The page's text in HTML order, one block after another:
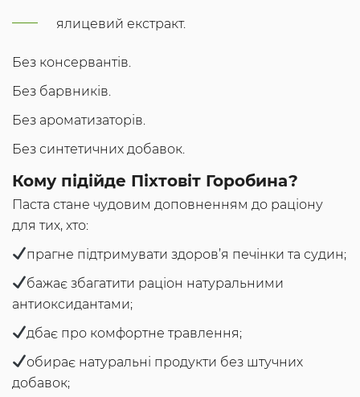
ялицевий екстракт.
Без консервантів.
Без барвників.
Без ароматизаторів.
Без синтетичних добавок.
Кому підійде Піхтовіт Горобина?
Паста стане чудовим доповненням до раціону
для тих, хто:
прагне підтримувати здоров’я печінки та судин;
бажає збагатити раціон натуральними
антиоксидантами;
дбає про комфортне травлення;
обирає натуральні продукти без штучних
добавок;